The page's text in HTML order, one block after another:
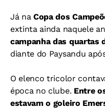
Já naCopa dos
extinta ainda naquele
campanha das quartas
diante do Paysandu
O elenco tricolor
época no clube. Entre
estavam o goleiro